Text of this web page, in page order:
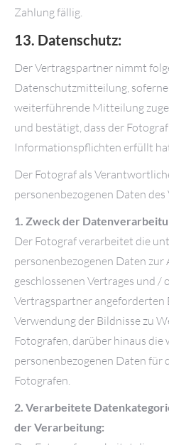
Zahlung fällig.
13. Datenschutz:
Der Vertragspartner nimmt
Datenschutzmitteilung,
weiterführende Mitteilung
und bestätigt, dass der
Informationspflichten erfüllt
Der Fotograf als
personenbezogenen Daten
1. Zweck der
Der Fotograf verarbeitet die
personenbezogenen Daten zur
geschlossenen Vertrages und /
Vertragspartner angeforderten
Verwendung der Bildnisse zu
Fotografen, darüber hinaus die
personenbezogenen Daten für
Fotografen.
2. Verarbeitete
der Verarbeitung: